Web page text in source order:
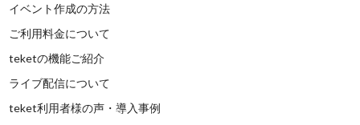
イベント作成の方法
ご利用料金について
teketの機能ご紹介
ライブ配信について
teket利用者様の声・導入事例